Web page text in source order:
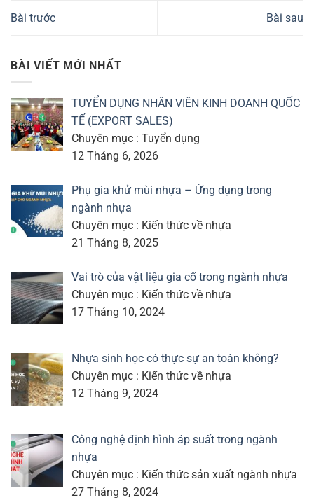
Bài trước Bài sau
BÀI VIẾT MỚI NHẤT
TUYỂN DỤNG NHÂN VIÊN KINH DOANH QUỐC
TẾ (EXPORT SALES)
Chuyên mục : Tuyển dụng
12 Tháng 6, 2026
Phụ gia khử mùi nhựa – Ứng dụng trong
ngành nhựa
Chuyên mục : Kiến thức về nhựa
21 Tháng 8, 2025
Vai trò của vật liệu gia cố trong ngành nhựa
Chuyên mục : Kiến thức về nhựa
17 Tháng 10, 2024
Nhựa sinh học có thực sự an toàn không?
Chuyên mục : Kiến thức về nhựa
12 Tháng 9, 2024
Công nghệ định hình áp suất trong ngành
nhựa
Chuyên mục : Kiến thức sản xuất ngành nhựa
27 Tháng 8, 2024